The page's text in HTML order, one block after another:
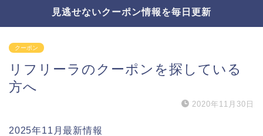
見逃せないクーポン情報を毎日更新
クーポン
リフリーラのクーポンを探している
方へ
2020年11月30日
2025年11月最新情報